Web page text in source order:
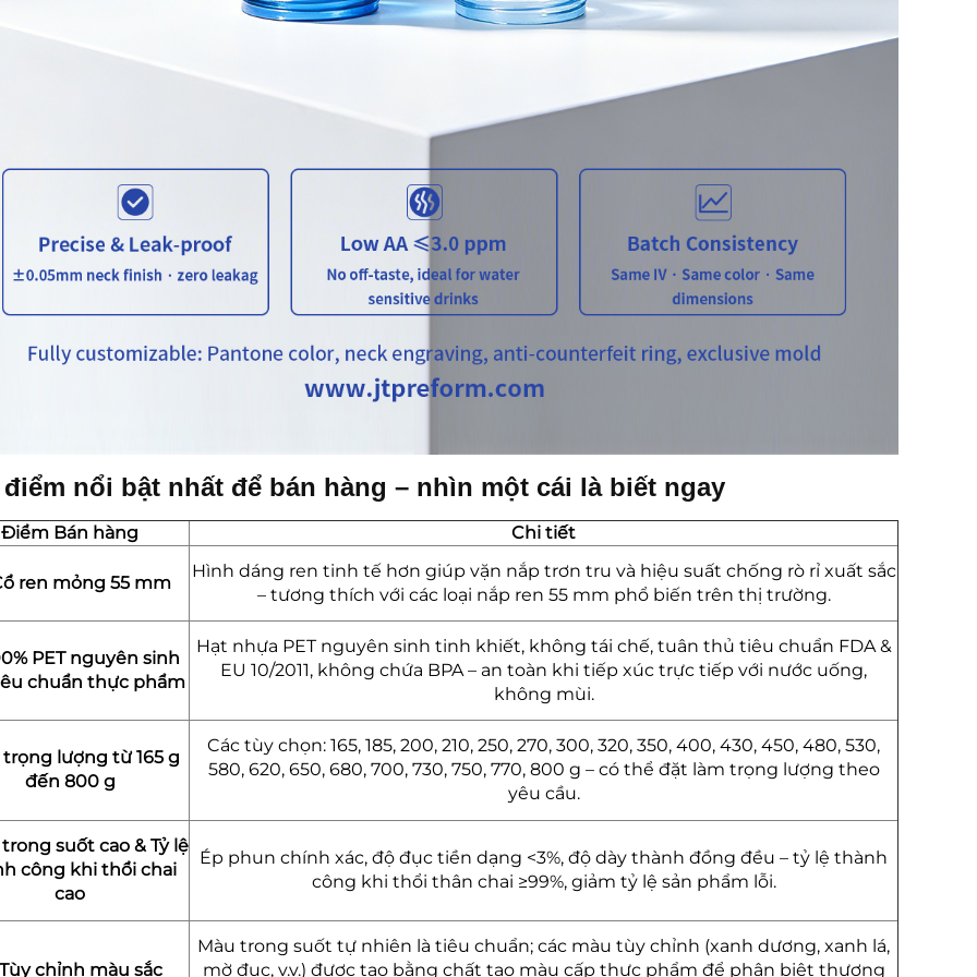
điểm nổi bật nhất để bán hàng – nhìn một cái là biết ngay
Điểm Bán hàng Chi tiết
ren mỏng 55 mm
Hình dáng ren tinh tế hơn giúp vặn nắp trơn tru và hiệu suất chống rò rỉ xuất sắc
– tương thích với các loại nắp ren 55 mm phổ biến trên thị trường.
PET nguyên sinh
chuẩn thực phẩm
Hạt nhựa PET nguyên sinh tinh khiết, không tái chế, tuân thủ tiêu chuẩn FDA &
EU 10/2011, không chứa BPA – an toàn khi tiếp xúc trực tiếp với nước uống,
không mùi.
lượng từ 165 g
đến 800 g
Các tùy chọn: 165, 185, 200, 210, 250, 270, 300, 320, 350, 400, 430, 450, 480, 530,
580, 620, 650, 680, 700, 730, 750, 770, 800 g – có thể đặt làm trọng lượng theo
yêu cầu.
suốt cao & Tỷ lệ
công khi thổi chai
cao
Ép phun chính xác, độ đục tiền dạng <3%, độ dày thành đồng đều – tỷ lệ thành
công khi thổi thân chai ≥99%, giảm tỷ lệ sản phẩm lỗi.
chỉnh màu sắc
Màu trong suốt tự nhiên là tiêu chuẩn; các màu tùy chỉnh (xanh dương, xanh lá,
mờ đục, v.v.) được tạo bằng chất tạo màu cấp thực phẩm để phân biệt thương